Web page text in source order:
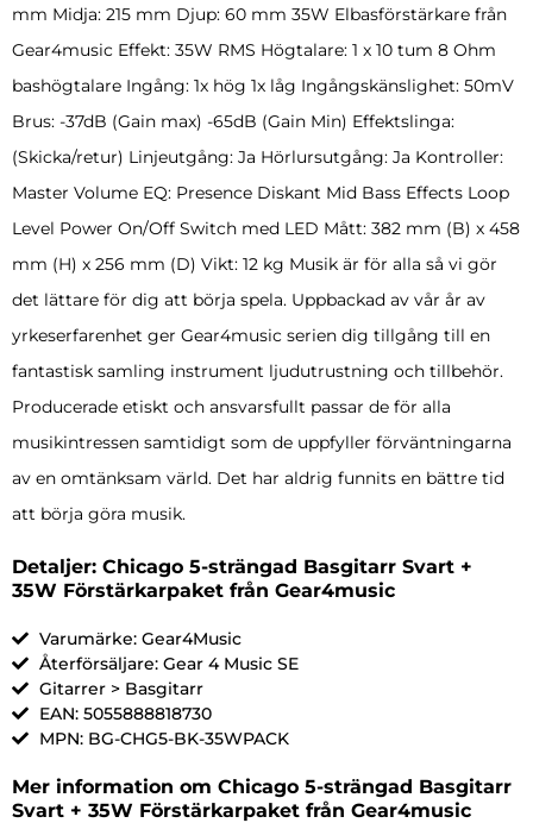
mm Midja: 215 mm Djup: 60 mm 35W Elbasförstärkare från
Gear4music Effekt: 35W RMS Högtalare: 1 x 10 tum 8 Ohm
bashögtalare Ingång: 1x hög 1x låg Ingångskänslighet: 50mV
Brus: -37dB (Gain max) -65dB (Gain Min) Effektslinga:
(Skicka/retur) Linjeutgång: Ja Hörlursutgång: Ja Kontroller:
Master Volume EQ: Presence Diskant Mid Bass Effects Loop
Level Power On/Off Switch med LED Mått: 382 mm (B) x 458
mm (H) x 256 mm (D) Vikt: 12 kg Musik är för alla så vi gör
det lättare för dig att börja spela. Uppbackad av vår år av
yrkeserfarenhet ger Gear4music serien dig tillgång till en
fantastisk samling instrument ljudutrustning och tillbehör.
Producerade etiskt och ansvarsfullt passar de för alla
musikintressen samtidigt som de uppfyller förväntningarna
av en omtänksam värld. Det har aldrig funnits en bättre tid
att börja göra musik.
Detaljer: Chicago 5-strängad Basgitarr Svart +
35W Förstärkarpaket från Gear4music
Varumärke: Gear4Music
Återförsäljare: Gear 4 Music SE
Gitarrer > Basgitarr
EAN: 5055888818730
MPN: BG-CHG5-BK-35WPACK
Mer information om Chicago 5-strängad Basgitarr
Svart + 35W Förstärkarpaket från Gear4music